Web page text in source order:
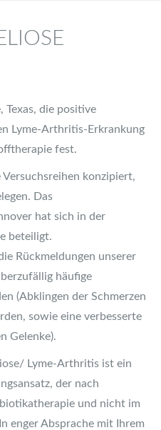
Texas, die positive
Lyme-Arthritis-Erkrankung
fest.
konzipiert,
Das
hat sich in der
beteiligt.
Rückmeldungen unserer
häufige
(Abklingen der Schmerzen
sowie eine verbesserte
Gelenke).
Lyme-Arthritis ist ein
der nach
und nicht im
enger Absprache mit Ihrem